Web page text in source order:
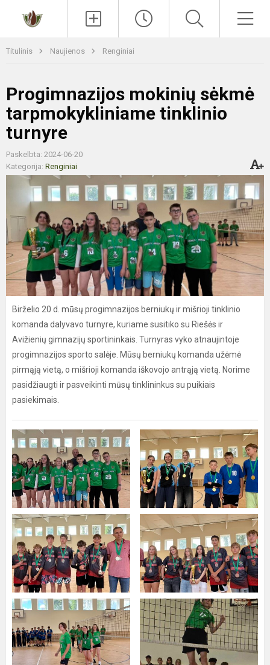
Titulinis Naujienos Renginiai
Progimnazijos mokinių sėkmė
tarpmokykliniame tinklinio
turnyre
Paskelbta: 2024-06-20
Kategorija: Renginiai
Birželio 20 d. mūsų progimnazijos berniukų ir mišrioji tinklinio
komanda dalyvavo turnyre, kuriame susitiko su Riešės ir
Avižienių gimnazijų sportininkais. Turnyras vyko atnaujintoje
progimnazijos sporto salėje. Mūsų berniukų komanda užėmė
pirmąją vietą, o mišrioji komanda iškovojo antrąją vietą. Norime
pasidžiaugti ir pasveikinti mūsų tinklininkus su puikiais
pasiekimais.